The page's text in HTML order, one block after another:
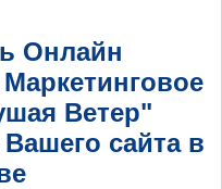
Онлайн
Ветер"
сайта в